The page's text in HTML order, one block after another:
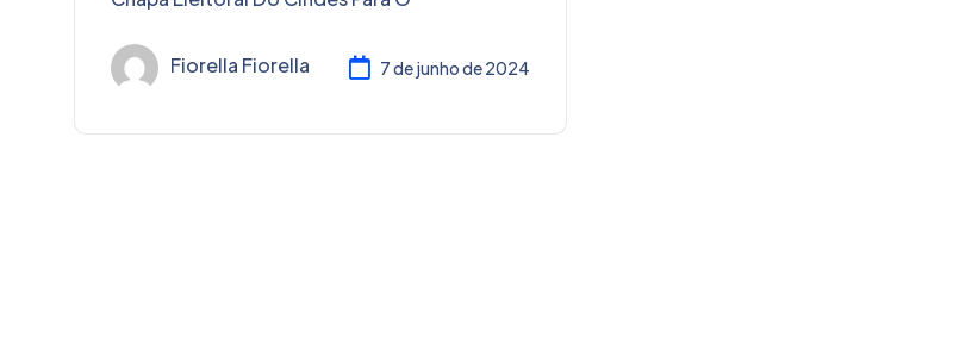
Fiorella Fiorella 7 de junho de 2024